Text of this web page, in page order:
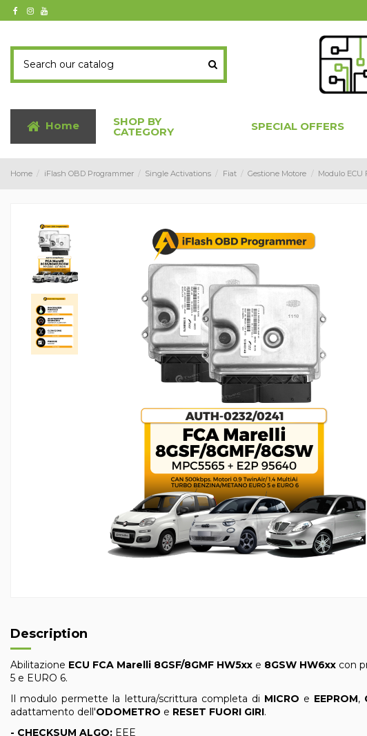
Home SHOP BY
CATEGORY SPECIAL OFFERS
Home iFlash OBD Programmer Single Activations Fiat Gestione Motore Modulo ECU
Description
Abilitazione ECU FCA Marelli 8GSF/8GMF HW5xx e 8GSW HW6xx con
5 e EURO 6.
Il modulo permette la lettura/scrittura completa di MICRO e EEPROM,
adattamento dell'ODOMETRO e RESET FUORI GIRI.
- CHECKSUM ALGO: EEE